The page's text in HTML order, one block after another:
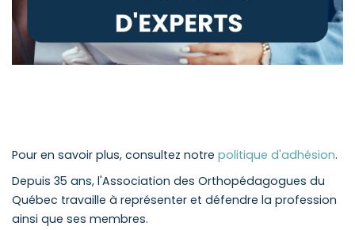
Pour en savoir plus, consultez notre politique d'adhésion.
Depuis 35 ans, l'Association des Orthopédagogues du
Québec travaille à représenter et défendre la profession
ainsi que ses membres.